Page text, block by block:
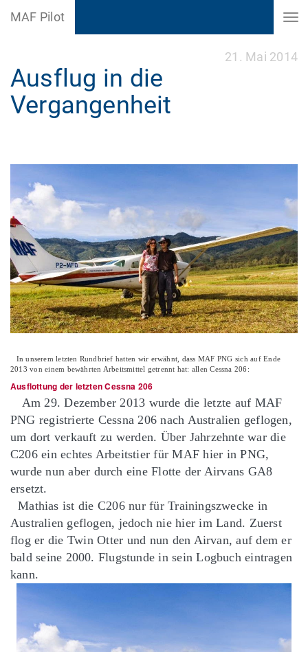
MAF Pilot
21. Mai 2014
Ausflug in die
Vergangenheit
In unserem letzten Rundbrief hatten wir erwähnt, dass MAF PNG sich auf Ende
2013 von einem bewährten Arbeitsmittel getrennt hat: allen Cessna 206:
Ausflottung der letzten Cessna 206
Am 29. Dezember 2013 wurde die letzte auf MAF
PNG registrierte Cessna 206 nach Australien geflogen,
um dort verkauft zu werden. Über Jahrzehnte war die
C206 ein echtes Arbeitstier für MAF hier in PNG,
wurde nun aber durch eine Flotte der Airvans GA8
ersetzt.
Mathias ist die C206 nur für Trainingszwecke in
Australien geflogen, jedoch nie hier im Land. Zuerst
flog er die Twin Otter und nun den Airvan, auf dem er
bald seine 2000. Flugstunde in sein Logbuch eintragen
kann.